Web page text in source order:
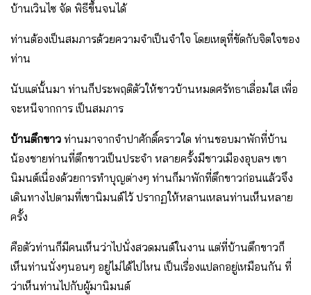
บ้านเวินไซ จัด พิธีขึ้นจนได้
ท่านต้องเป็นสมภารด้วยความจําเป็นจําใจ โดยเหตุที่ขัดกับจิตใจของ
ท่าน
นับแต่นั้นมา ท่านก็ประพฤติตัวให้ชาวบ้านหมดศรัทธาเลื่อมใส เพื่อ
จะหนีจากการ เป็นสมภาร
บ้านตึกขาว ท่านมาจากจําปาศักดิ์คราวใด ท่านชอบมาพักที่บ้าน
น้องชายท่านที่ตึกขาวเป็นประจํา หลายครั้งมีชาวเมืองอุบลฯ เขา
นิมนต์เนื่องด้วยการทําบุญต่างๆ ท่านก็มาพักที่ตึกขาวก่อนแล้วจึง
เดินทางไปตามที่เขานิมนต์ไว้ ปรากฏให้หลานเหลนท่านเห็นหลาย
ครั้ง
คือตัวท่านก็มีคนเห็นว่าไปนั่งสวดมนต์ในงาน แต่ที่บ้านตึกขาวก็
เห็นท่านนั่งๆนอนๆ อยู่ไม่ได้ไปไหน เป็นเรื่องแปลกอยู่เหมือนกัน ที่
ว่าเห็นท่านไปกับผู้มานิมนต์